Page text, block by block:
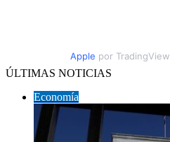
Apple por TradingView
ÚLTIMAS NOTICIAS
Economía